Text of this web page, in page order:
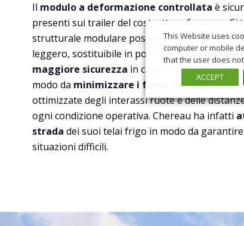
Il modulo a deformazione controllata è
presenti sui trailer del costruttore francese. Si
strutturale modulare posteriore in grado di
leggero, sostituibile in poco tempo. La duplice
maggiore sicurezza in caso di sinistro e, al
modo da minimizzare i fermi macchina. Una
ottimizzate degli interassi ruote e delle
ogni condizione operativa. Chereau ha infatti
strada dei suoi telai frigo in modo da
situazioni difficili.
This Website uses
computer or mobile
that the user does
ACCEPT